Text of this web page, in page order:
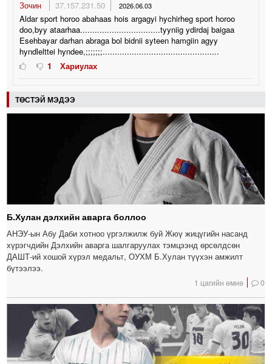
Зочин 37.157.231.50 2026.06.03
Aldar sport horoo abahaas hois argagyi hychirheg sport horoo
doo,byy ataarhaa.................................tyyniig ydirdaj baigaa
Esehbayar darhan abraga bol bidnii syteen hamgiin agyy
hyndlelttei hyndee,;;;;;;;................................................
1
Хариулах
ТӨСТЭЙ МЭДЭЭ
Б.Хулан дэлхийн аварга боллоо
АНЭУ-ын Абу Даби хотноо үргэлжилж буй Жюү жицүгийн насанд
хүрэгчдийн Дэлхийн аварга шалгаруулах тэмцээнд өрсөлдсөн
ДАШТ-ий хошой хүрэл медальт, ОУХМ Б.Хулан түүхэн амжилт
бүтээлээ.
1 цагийн өмнө 0